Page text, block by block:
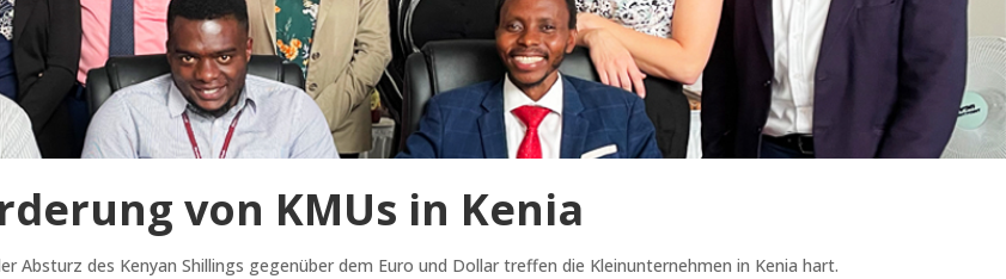
von KMUs in Kenia
Absturz des Kenyan Shillings gegenüber dem Euro und Dollar treffen die Kleinunternehmen in Kenia hart.